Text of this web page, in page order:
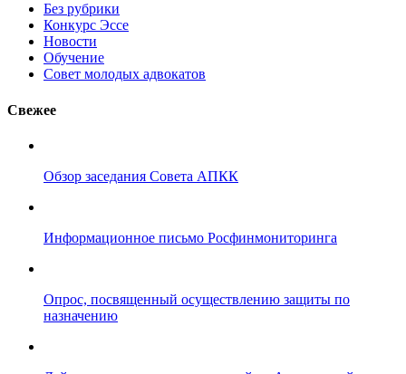
Без рубрики
Конкурс Эссе
Новости
Обучение
Совет молодых адвокатов
Свежее
Обзор заседания Совета АПКК
Информационное письмо Росфинмониторинга
Опрос, посвященный осуществлению защиты по
назначению